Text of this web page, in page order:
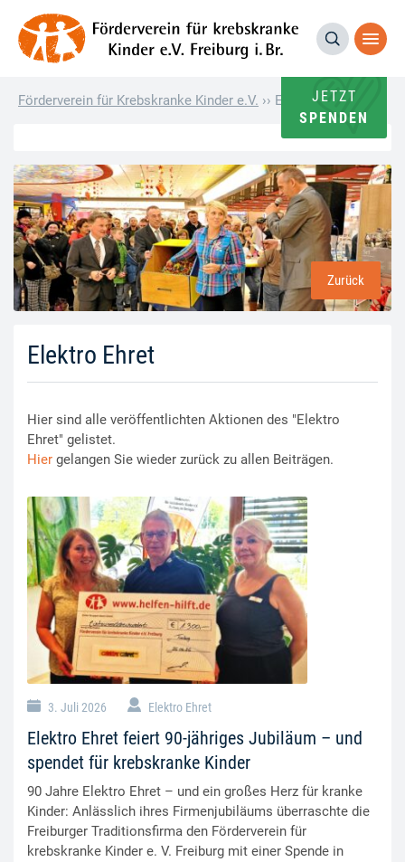
JETZT
SPENDEN
Förderverein für Krebskranke Kinder e.V. ›› Elektro Ehret
Elektro Ehret
Zurück
Hier sind alle veröffentlichten Aktionen des "Elektro
Ehret" gelistet.
Hier gelangen Sie wieder zurück zu allen Beiträgen.
3. Juli 2026 Elektro Ehret
Elektro Ehret feiert 90-jähriges Jubiläum – und
spendet für krebskranke Kinder
90 Jahre Elektro Ehret – und ein großes Herz für kranke
Kinder: Anlässlich ihres Firmenjubiläums überraschte die
Freiburger Traditionsfirma den Förderverein für
krebskranke Kinder e. V. Freiburg mit einer Spende in